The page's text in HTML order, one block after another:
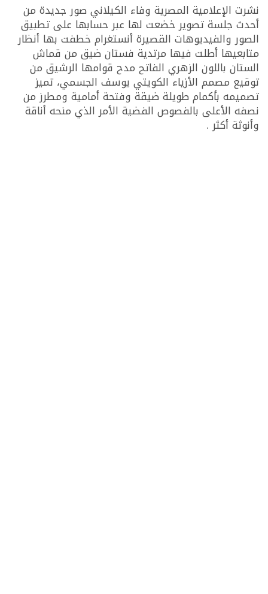
نشرت الإعلامية المصرية وفاء الكيلاني صور جديدة من
أحدث جلسة تصوير خضعت لها عبر حسابها على تطبيق
الصور والفيديوهات القصيرة أنستغرام خطفت بها أنظار
متابعيها أطلت فيها مرتدية فستان ضيق من قماش
الستان باللون الزهري الفاتح مدح قوامها الرشيق من
توقيع مصمم الأزياء الكويتي يوسف الجسمي، تميز
تصميمه بأكمام طويلة ضيقة وفتحة أمامية ومطرز من
نصفه الأعلى بالفصوص الفضية الأمر الذي منحه أناقة
وأنوثة أكثر .